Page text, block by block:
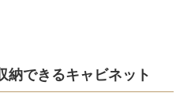
納できるキャビネット